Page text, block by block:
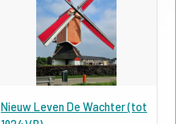
Nieuw Leven De Wachter (tot